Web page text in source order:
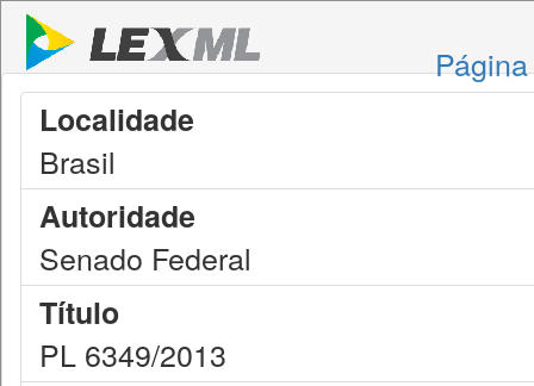
Localidade
Brasil
Autoridade
Senado Federal
Título
PL 6349/2013